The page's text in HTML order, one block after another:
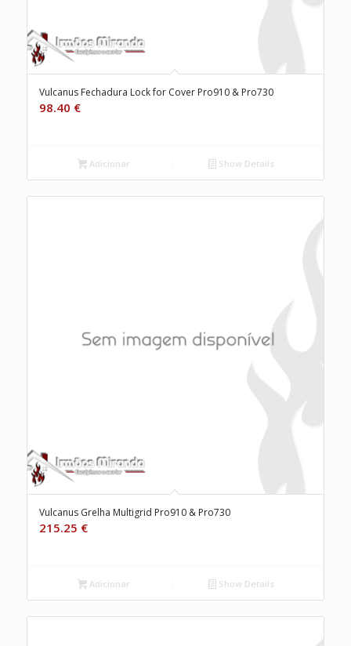
Vulcanus Fechadura Lock for Cover Pro910 & Pro730
98.40 €
Adicionar Show Details
Vulcanus Grelha Multigrid Pro910 & Pro730
215.25 €
Adicionar Show Details